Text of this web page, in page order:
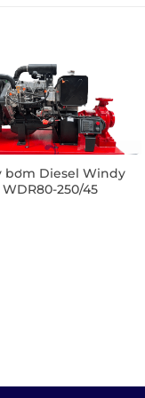
bơm Diesel Windy
WDR80-250/45